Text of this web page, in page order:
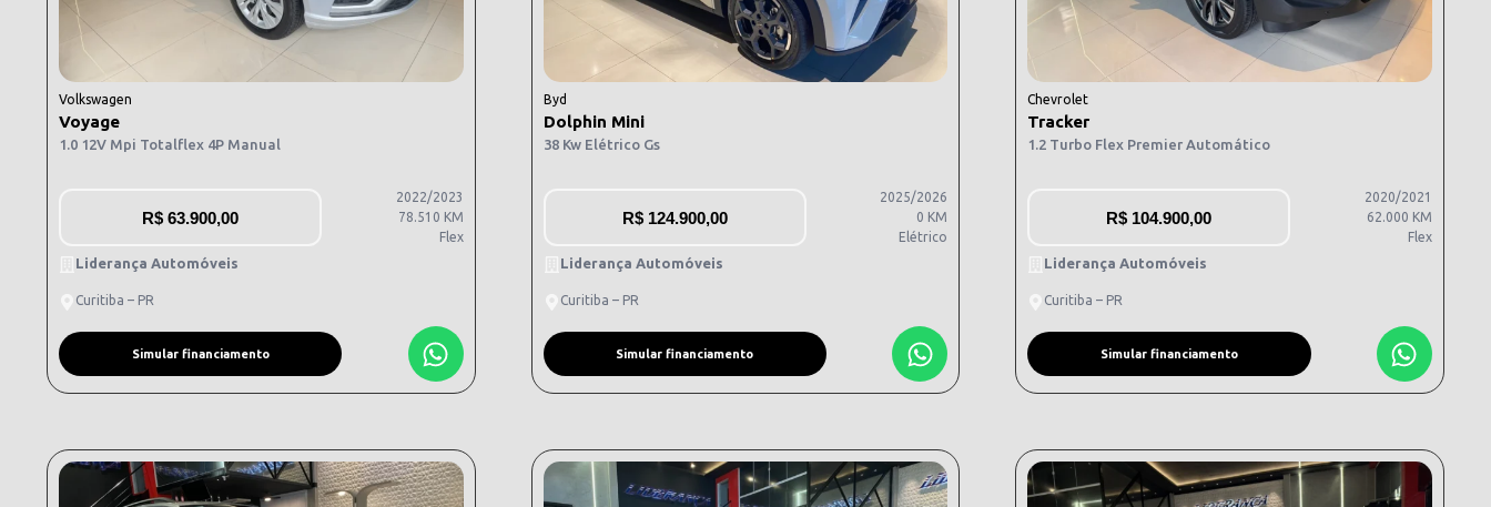
Volkswagen
Voyage
1.0 12V Mpi Totalflex 4P Manual
R$ 63.900,00
2022/2023
78.510 KM
Flex
Liderança Automóveis
Curitiba – PR
Simular financiamento
Byd
Dolphin Mini
38 Kw Elétrico Gs
R$124.900,00
2025/2026
0 KM
Elétrico
Liderança Automóveis
Curitiba – PR
Simular financiamento
Chevrolet
Tracker
1.2 Turbo Flex Premier Automático
R$ 104.900,00
2020/2021
62.000 KM
Flex
Liderança Automóveis
Curitiba – PR
Simular financiamento